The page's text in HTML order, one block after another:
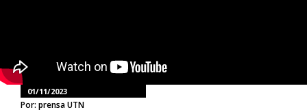
01/11/2023
Por: prensa UTN